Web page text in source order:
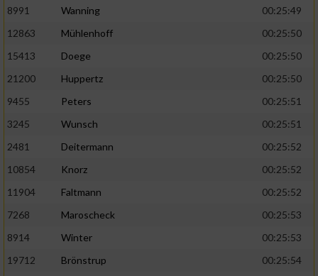
8991
Wanning
00:25:49
12863
Mühlenhoff
00:25:50
15413
Doege
00:25:50
21200
Huppertz
00:25:50
9455
Peters
00:25:51
3245
Wunsch
00:25:51
2481
Deitermann
00:25:52
10854
Knorz
00:25:52
11904
Faltmann
00:25:52
7268
Maroscheck
00:25:53
8914
Winter
00:25:53
19712
Brönstrup
00:25:54
auf einem Endgerät
von Werbeanzeigen
Werbung
personalisierter Werbung
Erstellung von Profilen zur Personalisierung
von Inhalten
Verwendung von Profilen zur Auswahl
personalisierter Inhalte